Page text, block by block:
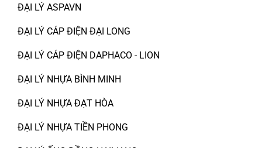
ĐẠI LÝ ASPAVN
ĐẠI LÝ CÁP ĐIỆN ĐẠI LONG
ĐẠI LÝ CÁP ĐIỆN DAPHACO - LION
ĐẠI LÝ NHỰA BÌNH MINH
ĐẠI LÝ NHỰA ĐẠT HÒA
ĐẠI LÝ NHỰA TIỀN PHONG